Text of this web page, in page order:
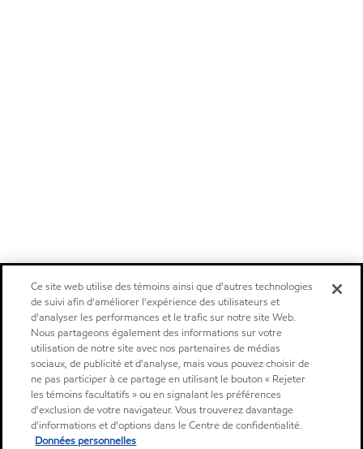
Ce site web utilise des témoins ainsi que d'autres technologies
de suivi afin d'améliorer l'expérience des utilisateurs et
d'analyser les performances et le trafic sur notre site Web.
Nous partageons également des informations sur votre
utilisation de notre site avec nos partenaires de médias
sociaux, de publicité et d'analyse, mais vous pouvez choisir de
ne pas participer à ce partage en utilisant le bouton « Rejeter
les témoins facultatifs » ou en signalant les préférences
d'exclusion de votre navigateur. Vous trouverez davantage
d'informations et d'options dans le Centre de confidentialité.
Données personnelles